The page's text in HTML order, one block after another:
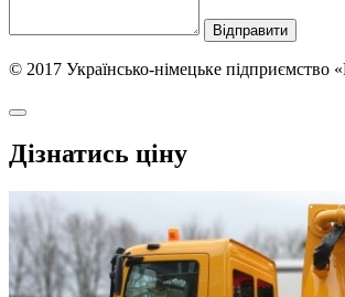
© 2017 Українсько-німецьке підприємство
Дізнатись ціну